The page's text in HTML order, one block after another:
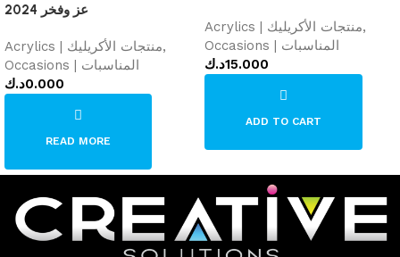
عز وفخر 2024
Acrylics | منتجات الأكريليك,
Occasions | المناسبات
0.000د.ك
READ MORE
Acrylics | منتجات الأكريليك,
Occasions | المناسبات
15.000د.ك
ADD TO CART